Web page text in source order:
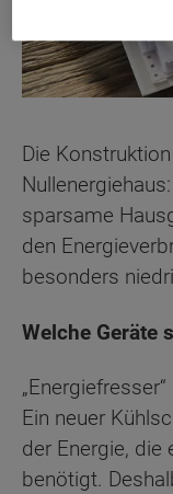
Die
sparsame
den
besonders
Welche Geräte
Ein neuer
der Energie, die
benötigt.